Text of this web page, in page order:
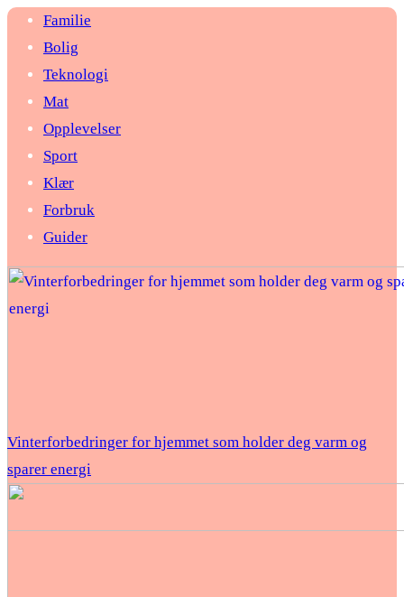
Familie
Bolig
Teknologi
Mat
Opplevelser
Sport
Klær
Forbruk
Guider
Vinterforbedringer for hjemmet som holder deg varm og
sparer energi